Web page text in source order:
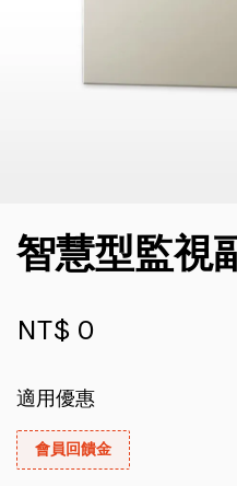
智慧型監視
NT$ 0
適用優惠
會員回饋金